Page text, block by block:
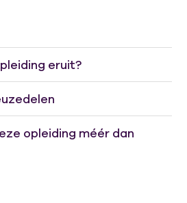
eruit?
opleiding méér dan